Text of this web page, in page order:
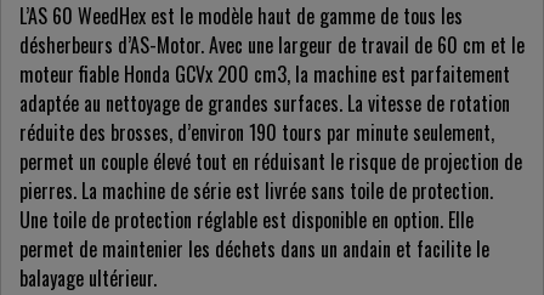
L’AS 60 WeedHex est le modèle haut de gamme de tous les
désherbeurs d’AS-Motor. Avec une largeur de travail de 60 cm et le
moteur fiable Honda GCVx 200 cm3, la machine est parfaitement
adaptée au nettoyage de grandes surfaces. La vitesse de rotation
réduite des brosses, d’environ 190 tours par minute seulement,
permet un couple élevé tout en réduisant le risque de projection de
pierres. La machine de série est livrée sans toile de protection.
Une toile de protection réglable est disponible en option. Elle
permet de maintenier les déchets dans un andain et facilite le
balayage ultérieur.